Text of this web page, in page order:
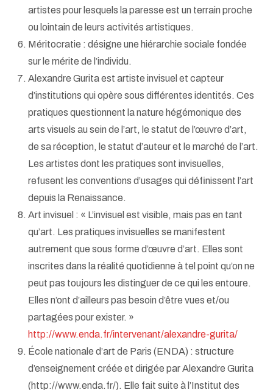
artistes pour lesquels la paresse est un terrain proche
ou lointain de leurs activités artistiques.
Méritocratie : désigne une hiérarchie sociale fondée
sur le mérite de l’individu.
Alexandre Gurita est artiste invisuel et capteur
d’institutions qui opère sous différentes identités. Ces
pratiques questionnent la nature hégémonique des
arts visuels au sein de l’art, le statut de l’œuvre d’art,
de sa réception, le statut d’auteur et le marché de l’art.
Les artistes dont les pratiques sont invisuelles,
refusent les conventions d’usages qui définissent l’art
depuis la Renaissance.
Art invisuel : « L’invisuel est visible, mais pas en tant
qu’art. Les pratiques invisuelles se manifestent
autrement que sous forme d’œuvre d’art. Elles sont
inscrites dans la réalité quotidienne à tel point qu’on ne
peut pas toujours les distinguer de ce qui les entoure.
Elles n’ont d’ailleurs pas besoin d’être vues et/ou
partagées pour exister. »
http://www.enda.fr/intervenant/alexandre-gurita/
École nationale d’art de Paris (ENDA) : structure
d’enseignement créée et dirigée par Alexandre Gurita
(http://www.enda.fr/). Elle fait suite à l’Institut des